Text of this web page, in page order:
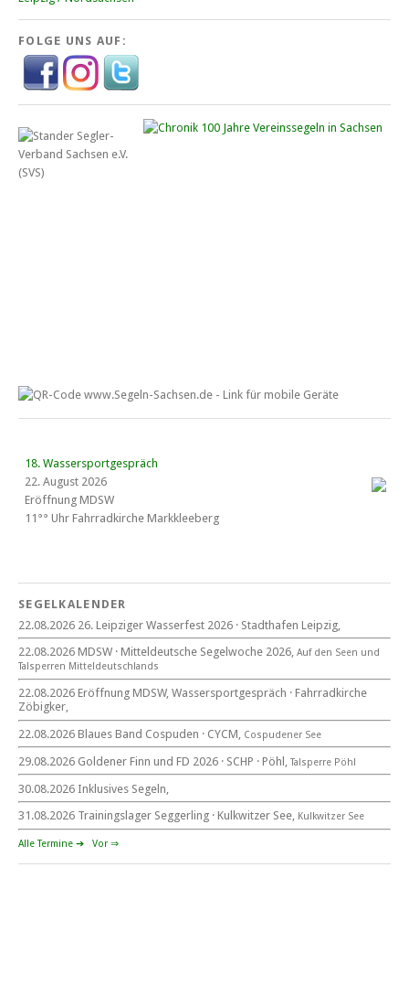
FOLGE UNS AUF:
18. Wassersportgespräch
22. August 2026
Eröffnung MDSW
11°° Uhr Fahrrad­kirche Markkleeberg
22. August 2026
beim CYCM
für alle Segler am See
Mitteldeutsche Segelwoche
22. – 30. August 2026 in Sachsen · Thüringen · Sachsen Anhalt
Goldener Finn und FD 2026
29. – 30. August 2026
beim SCHP auf der Talsperre Pöhl
SEGELKALENDER
22.08.2026 26. Leipziger Wasserfest 2026 · Stadthafen Leipzig,
22.08.2026 MDSW · Mitteldeutsche Segelwoche 2026, Auf den Seen und
Tal­sperren Mittel­deut­sch­lands
22.08.2026 Eröffnung MDSW, Wassersportgespräch · Fahrradkirche
Zöbigker,
22.08.2026 Blaues Band Cospuden · CYCM,
Cospudener See
29.08.2026 Goldener Finn und FD 2026 · SCHP · Pöhl, Talsperre Pöhl
30.08.2026 Inklusives Segeln,
31.08.2026 Trainingslager Seggerling · Kulkwitzer See, Kulkwitzer See
Alle Termine ➔ Vor ⇒